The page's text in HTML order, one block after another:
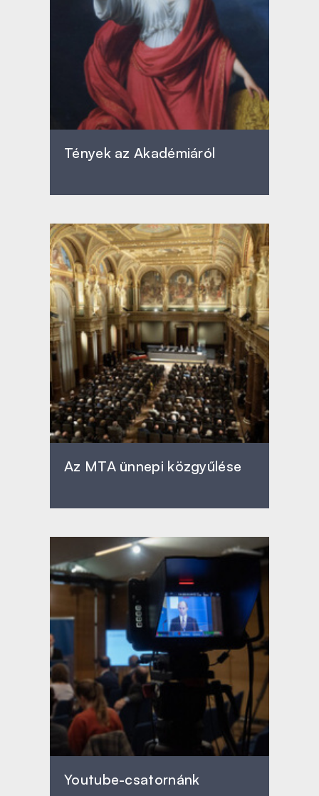
Tények az Akadémiáról
Az MTA ünnepi közgyűlése
Youtube-csatornánk